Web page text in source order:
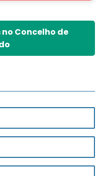
Concelho de